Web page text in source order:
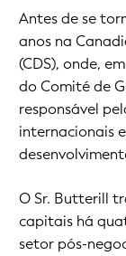
Antes de se
anos na
(CDS), onde,
do Comité de
responsável
internacionais
O Sr. Butterill
capitais há
setor pós-